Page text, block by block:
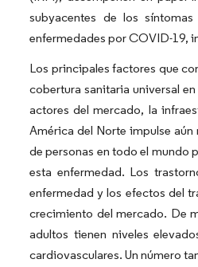
subyacentes de los
enfermedades por COVID-19,
Los principales factores que
cobertura sanitaria universal
actores del mercado, la
América del Norte impulse aún
de personas en todo el mundo
esta enfermedad. Los
enfermedad y los efectos del
crecimiento del mercado. De
adultos tienen niveles
cardiovasculares. Un número